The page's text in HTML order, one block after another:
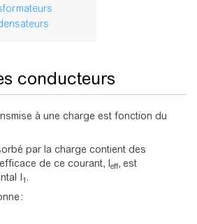
conducteurs
à une charge est fonction du
par la charge contient des
de ce courant, Ieff, est
I1 .
: